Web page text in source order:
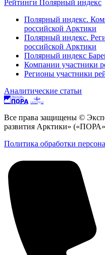
Рейтинги Полярный индекс
Полярный индекс.
российской Арктики
Полярный индекс.
российской Арктики
Полярный индекс
Компании участники
Регионы участники
Аналитические статьи
Все права защищены ©
развития Арктики»
Политика обработки